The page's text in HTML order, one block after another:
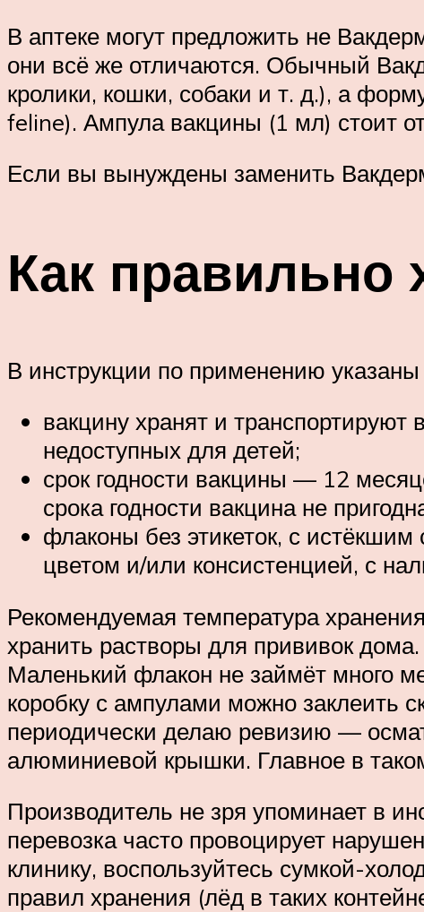
В аптеке могут предложить не
они всё же отличаются. Обычный
кролики, кошки, собаки и т. д.), а
feline). Ампула вакцины (1 мл) стоит
Если вы вынуждены заменить
Как правильно
В инструкции по применению
вакцину хранят и
недоступных для детей;
срок годности вакцины — 12
срока годности вакцина не
флаконы без этикеток, с
цветом и/или консистенцией, с
Рекомендуемая температура
хранить растворы для прививок
Маленький флакон не займёт много
коробку с ампулами можно заклеить
периодически делаю ревизию —
алюминиевой крышки. Главное в
Производитель не зря упоминает в
перевозка часто провоцирует
клинику, воспользуйтесь сумкой-
правил хранения (лёд в таких